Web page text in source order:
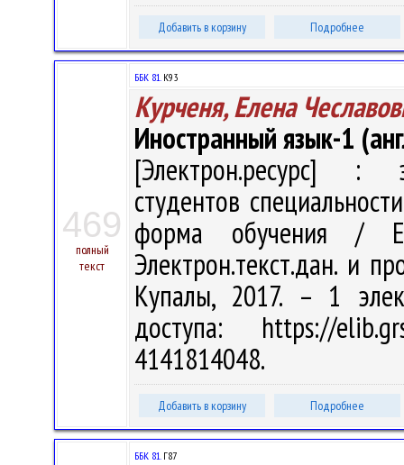
Добавить в корзину Подробнее
469
полный
текст
ББК 81.К93
Курченя, Елена
Иностранный язык-1
[Электрон.ресурс] :
студентов
форма обучения /
Электрон.текст.дан. и
Купалы, 2017. – 1
доступа: https://
4141814048.
Добавить в корзину Подробнее
ББК 81.Г87